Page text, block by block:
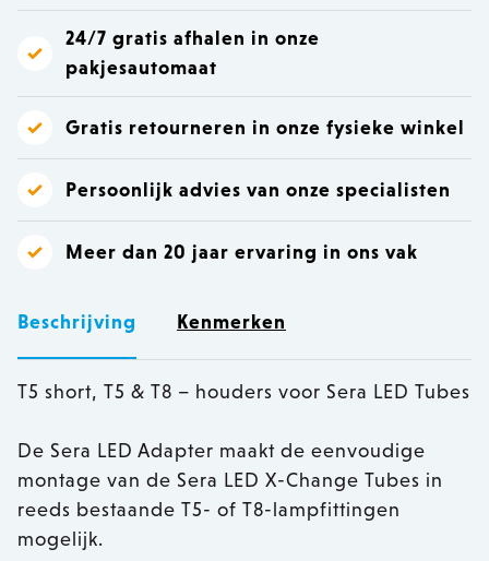
24/7 gratis afhalen in onze
pakjesautomaat
Gratis retourneren in onze fysieke winkel
Persoonlijk advies van onze specialisten
Meer dan 20 jaar ervaring in ons vak
Beschrijving Kenmerken
T5 short, T5 & T8 – houders voor Sera LED Tubes
De Sera LED Adapter maakt de eenvoudige
montage van de Sera LED X-Change Tubes in
reeds bestaande T5- of T8-lampfittingen
mogelijk.